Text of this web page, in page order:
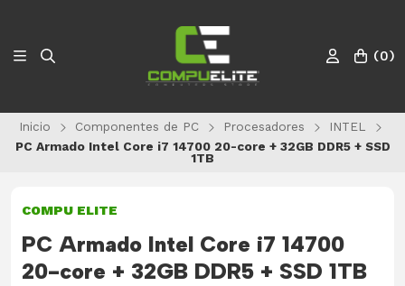
(0)
Inicio Componentes de PC Procesadores
INTEL
PC Armado Intel Core i7 14700 20-core + 32GB DDR5 + SSD
1TB
COMPU ELITE
PC Armado Intel Core i7 14700
20-core + 32GB DDR5 + SSD 1TB